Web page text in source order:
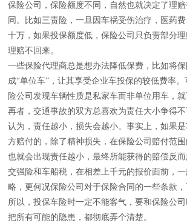
保险公司，保险额度不同，自然也就决定了理
同。比如三责险，一旦因车祸受伤治疗，医药
十万，如果投保额度低，保险公司只负责部分
理赔不回来。
一些保险代理商总是想办法降低保费，比如将
成“单位车”，让其享受企业车投保的较低费率
险公司发现车辆性质是私家车而非单位用车，就
再者，交通事故的双方总喜欢为责任大小争得
认为，责任越小，损失会越小。事实上，如果
方赔付的，除了精神损失，在保险公司赔付范
也就会出现责任越小，最终所能获得的赔偿反而
交强险和车船税，在相差上千元的报价面前，
略，更何况保险公司对于保险合同的一些条款，
所以，投保车险时一定不能客气，要和保险公
把所有可能的隐患，都彻底弄个清楚。